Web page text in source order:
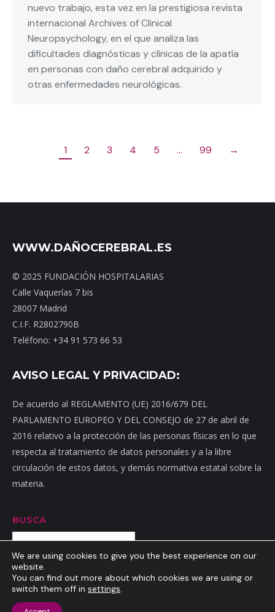
nuevo trabajo, esta vez en la prestigiosa revista
internacional Archives of Clinical
Neuropsychology, en el que analiza las
dificultades diagnósticas y clínicas de la apatía
en personas con daño cerebral adquirido y
otras enfermedades neurológicas.
1 2 3 4 5 … 99 →
WWW.DAÑOCEREBRAL.ES
© 2025 FUNDACIÓN HOSPITALARIAS
Calle Vaquerías 7 bis
28007 Madrid
C.I.F. R2802790B
Teléfono: +34 91 573 66 53
AVISO LEGAL Y PRIVACIDAD:
De acuerdo al REGLAMENTO (UE) 2016/679 DEL
PARLAMENTO EUROPEO Y DEL CONSEJO de 27 de abril de
2016 relativo a la protección de las personas físicas en lo que
respecta al tratamiento de datos personales y a la libre
circulación de estos datos, y demás normativa estatal sobre la
materia.
BUSCA
Buscar
Inicio Mapa web
We are using cookies to give you the best experience on our
website.
You can find out more about which cookies we are using or
switch them off in settings.